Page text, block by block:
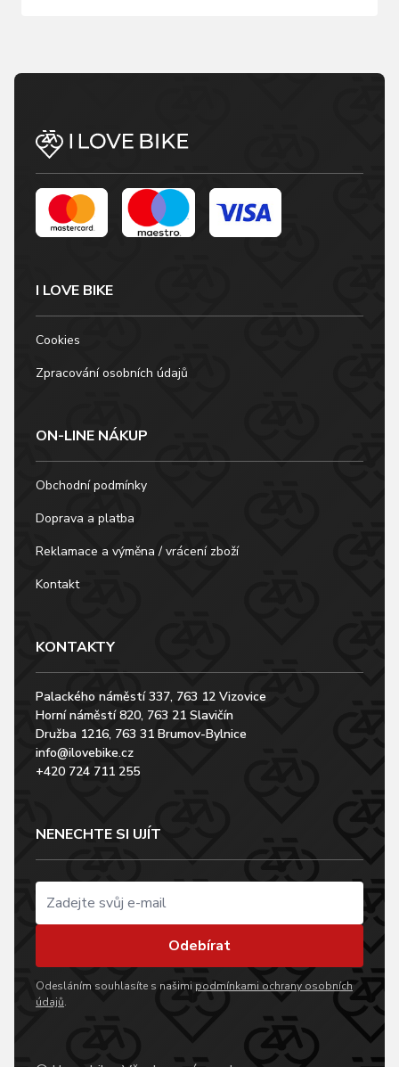
I LOVE BIKE
Cookies
Zpracování osobních údajů
ON-LINE NÁKUP
Obchodní podmínky
Doprava a platba
Reklamace a výměna / vrácení zboží
Kontakt
KONTAKTY
Palackého náměstí 337, 763 12 Vizovice
Horní náměstí 820, 763 21 Slavičín
Družba 1216, 763 31 Brumov-Bylnice
info@ilovebike.cz
+420 724 711 255
NENECHTE SI UJÍT
Odebírat
Odesláním souhlasíte s našimi podmínkami ochrany osobních
údajů.